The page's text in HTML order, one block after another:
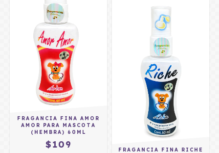
FRAGANCIA FINA AMOR
AMOR PARA MASCOTA
(HEMBRA) 60ML
$109 FRAGANCIA FINA RICHE